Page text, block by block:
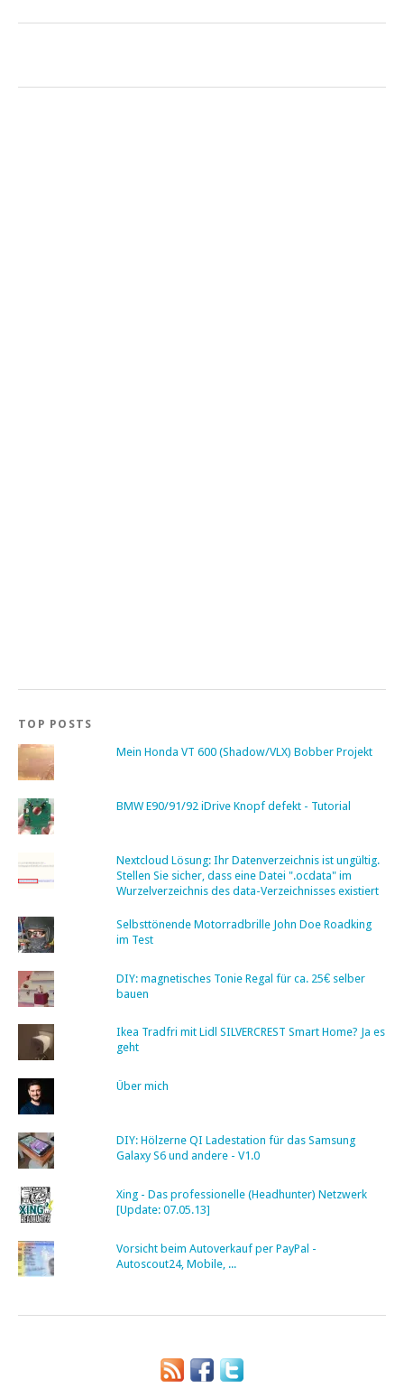
TOP POSTS
Mein Honda VT 600 (Shadow/VLX) Bobber Projekt
BMW E90/91/92 iDrive Knopf defekt - Tutorial
Nextcloud Lösung: Ihr Datenverzeichnis ist ungültig.
Stellen Sie sicher, dass eine Datei ".ocdata" im
Wurzelverzeichnis des data-Verzeichnisses existiert
Selbsttönende Motorradbrille John Doe Roadking
im Test
DIY: magnetisches Tonie Regal für ca. 25€ selber
bauen
Ikea Tradfri mit Lidl SILVERCREST Smart Home? Ja es
geht
Über mich
DIY: Hölzerne QI Ladestation für das Samsung
Galaxy S6 und andere - V1.0
Xing - Das professionelle (Headhunter) Netzwerk
[Update: 07.05.13]
Vorsicht beim Autoverkauf per PayPal -
Autoscout24, Mobile, ...